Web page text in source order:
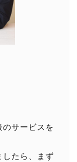
サービスを
したら、まず